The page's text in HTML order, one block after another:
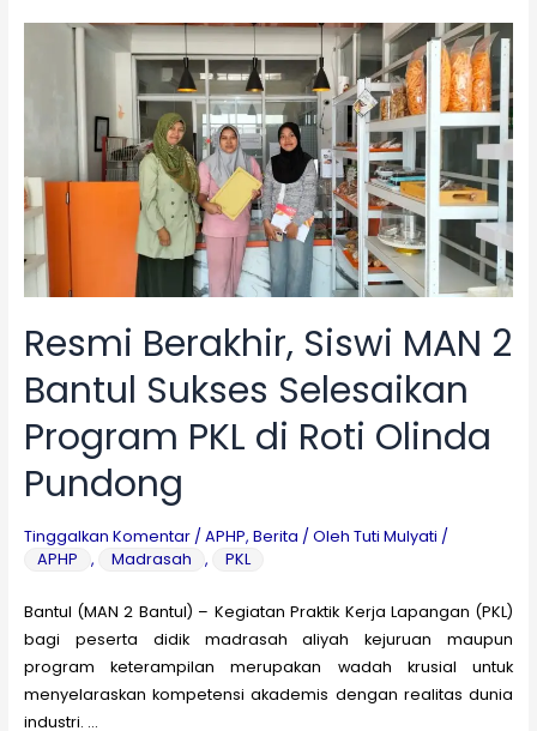
Resmi
Percetakan
Suka-
suka
Resmi Berakhir, Siswi MAN 2
Bantul Sukses Selesaikan
Program PKL di Roti Olinda
Pundong
Tinggalkan Komentar / APHP, Berita / Oleh Tuti Mulyati /
APHP
, Madrasah , PKL
Bantul (MAN 2 Bantul) – Kegiatan Praktik Kerja Lapangan (PKL)
bagi peserta didik madrasah aliyah kejuruan maupun
program keterampilan merupakan wadah krusial untuk
menyelaraskan kompetensi akademis dengan realitas dunia
industri. …